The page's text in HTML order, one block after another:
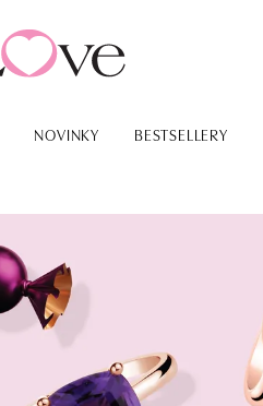
NOVINKY BESTSELLERY